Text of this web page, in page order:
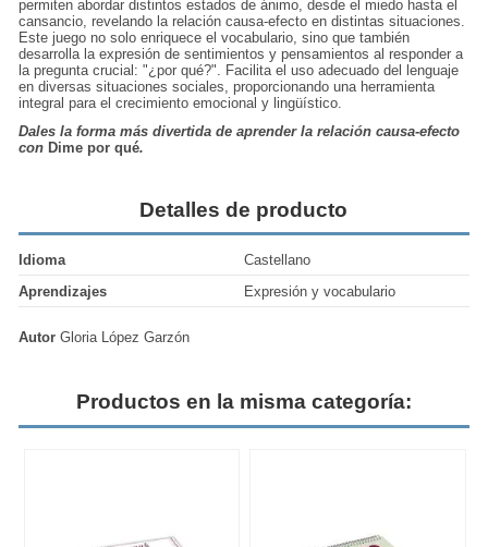
permiten abordar distintos estados de ánimo, desde el miedo hasta el
cansancio, revelando la relación causa-efecto en distintas situaciones.
Este juego no solo enriquece el vocabulario, sino que también
desarrolla la expresión de sentimientos y pensamientos al responder a
la pregunta crucial: "¿por qué?". Facilita el uso adecuado del lenguaje
en diversas situaciones sociales, proporcionando una herramienta
integral para el crecimiento emocional y lingüístico.
Dales la forma más divertida de aprender la relación causa-efecto
con Dime por qué.
Detalles de producto
Idioma
Castellano
Aprendizajes
Expresión y vocabulario
Autor Gloria López Garzón
Productos en la misma categoría: